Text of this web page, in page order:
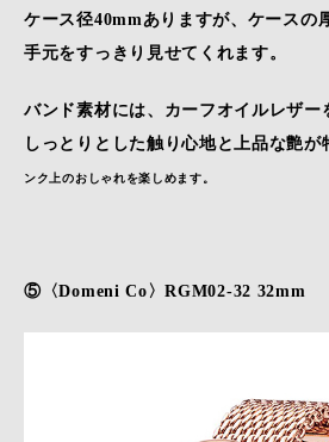
ケース径40mmありますが、ケースの
手元をすっきり見せてくれます。
バンド素材には、カーフオイルレザー
しっとりとした触り心地と上品な艶が
ンク上のおしゃれを楽しめます。
⑤〈Domeni Co〉RGM02-32 32mm